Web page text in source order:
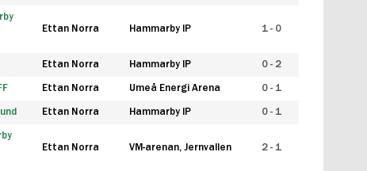
Ettan Norra Hammarby IP 1 - 0
Ettan Norra Hammarby IP 0 - 2
Ettan Norra Umeå Energi Arena 0 - 1
Ettan Norra Hammarby IP 0 - 1
Ettan Norra VM-arenan, Jernvallen 2 - 1